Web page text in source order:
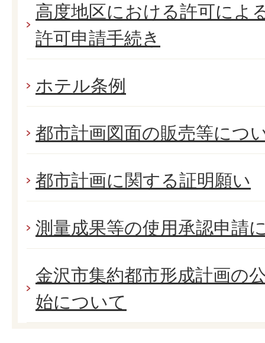
高度地区における許可によ
許可申請手続き
ホテル条例
都市計画図面の販売等につ
都市計画に関する証明願い
測量成果等の使用承認申請
金沢市集約都市形成計画の
始について